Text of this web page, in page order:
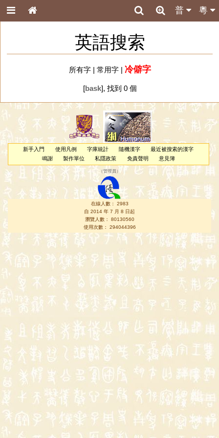
粵
普
英語搜索
所有字| 常用字| 冷僻字
[bask], 找到 0 個
新手入門 使用凡例 字庫統計 隨機漢字
最近被搜索的漢字
鳴謝
製作單位 私隱政策 免責聲明 意見簿
（管理員 ）
在線人數： 2983
自 2014 年 7 月 8 日起
瀏覽人數： 80130560
使用次數： 294044396